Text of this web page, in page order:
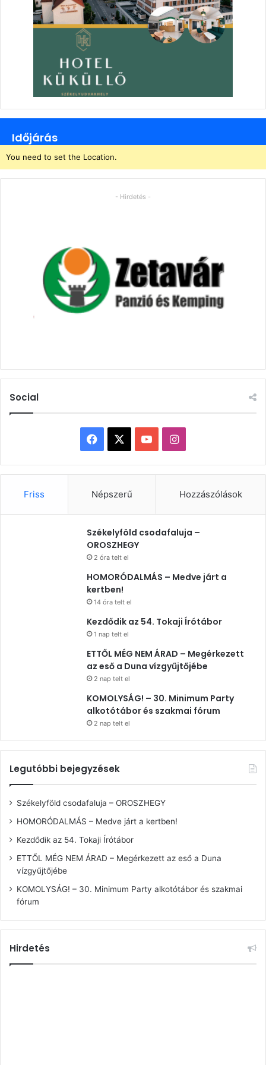
Időjárás
You need to set the Location.
- Hirdetés -
Social
Facebook YouTubeInstagram
Friss Népszerű Hozzászólások
Székelyföld csodafaluja –
OROSZHEGY
2 óra telt el
HOMORÓDALMÁS – Medve járt a
kertben!
14 óra telt el
Kezdődik az 54. Tokaji Írótábor
1 nap telt el
ETTŐL MÉG NEM ÁRAD – Megérkezett
az eső a Duna vízgyűjtőjébe
2 nap telt el
KOMOLYSÁG! – 30. Minimum Party
alkotótábor és szakmai fórum
2 nap telt el
Legutóbbi bejegyzések
Székelyföld csodafaluja – OROSZHEGY
HOMORÓDALMÁS – Medve járt a kertben!
Kezdődik az 54. Tokaji Írótábor
ETTŐL MÉG NEM ÁRAD – Megérkezett az eső a Duna
vízgyűjtőjébe
KOMOLYSÁG! – 30. Minimum Party alkotótábor és szakmai
fórum
Hirdetés